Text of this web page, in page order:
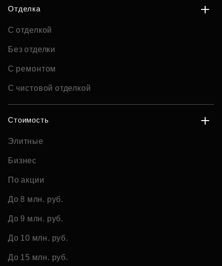
Отделка
С отделкой
Без отделки
С ремонтом
С чистовой отделкой
Стоимость
Элитные
Бизнес
По акции
До 8 млн. руб.
До 9 млн. руб.
До 10 млн. руб.
До 15 млн. руб.